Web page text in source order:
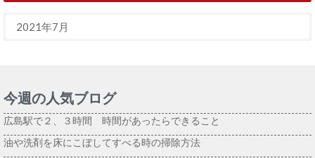
今週の人気ブログ
広島駅で２、３時間 時間があったらできること
油や洗剤を床にこぼしてすべる時の掃除方法